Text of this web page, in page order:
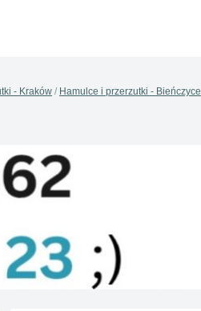
- Kraków Hamulce i przerzutki - Bieńczyce